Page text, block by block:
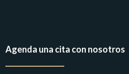
Agenda una cita con nosotros